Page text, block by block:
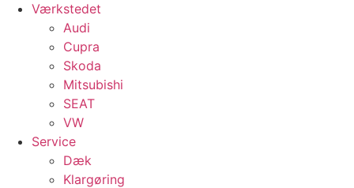
Værkstedet
Audi
Cupra
Skoda
Mitsubishi
SEAT
VW
Service
Dæk
Klargøring